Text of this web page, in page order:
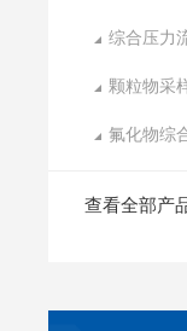
综合压力
颗粒物采
氟化物综
查看全部产